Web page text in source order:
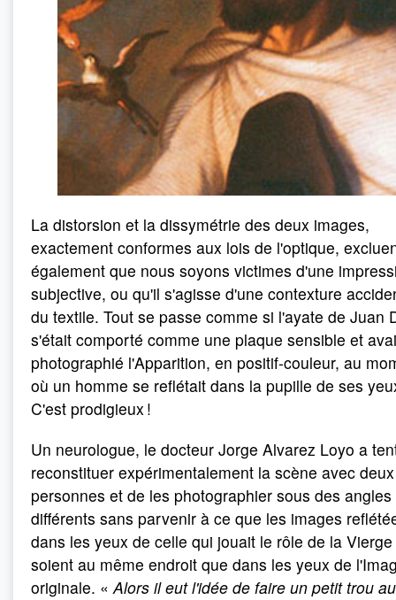
La distorsion et la dissymétrie des deux images,
exactement conformes aux lois de l'optique,
également que nous soyons victimes d'une
subjective, ou qu'il s'agisse d'une contexture
du textile. Tout se passe comme si l'ayate de Juan
s'était comporté comme une plaque sensible et
photographié l'Apparition, en positif-couleur, au
où un homme se reflétait dans la pupille de ses
C'est prodigieux !
Un neurologue, le docteur Jorge Alvarez Loyo a
reconstituer expérimentalement la scène avec deux
personnes et de les photographier sous des angles
différents sans parvenir à ce que les images
dans les yeux de celle qui jouait le rôle de la Vierge
soient au même endroit que dans les yeux de
originale. « Alors il eut l'idée de faire un petit trou au